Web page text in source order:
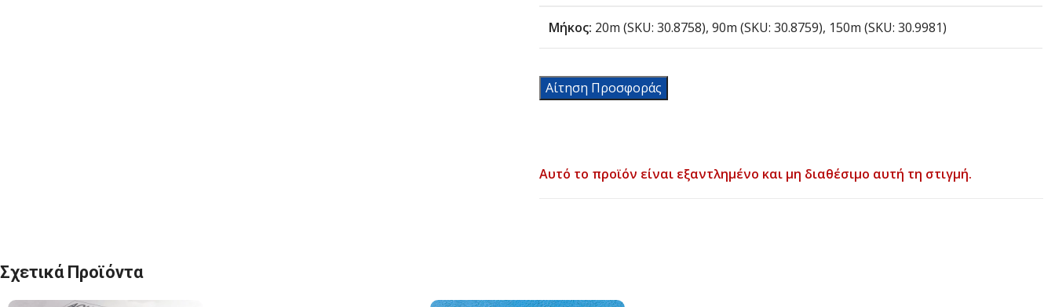
Μήκος: 20m (SKU: 30.8758), 90m (SKU: 30.8759), 150m (SKU: 30.9981)
Αίτηση Προσφοράς
Αυτό το προϊόν είναι εξαντλημένο και μη διαθέσιμο αυτή τη στιγμή.
Σχετικά Προϊόντα